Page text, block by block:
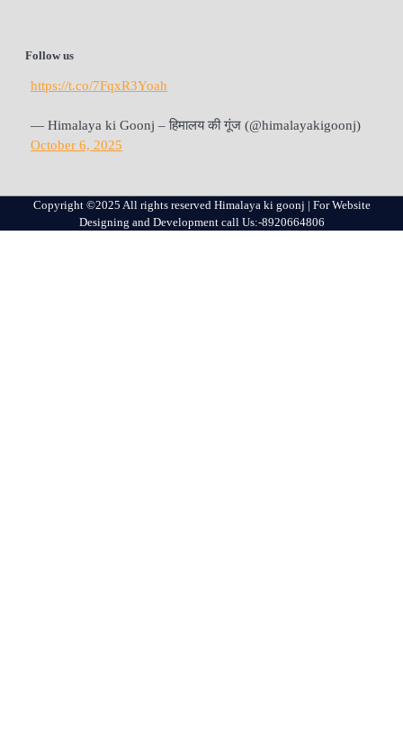
Follow us
https://t.co/7FqxR3Yoah
— Himalaya ki Goonj – हिमालय की गूंज (@himalayakigoonj)
October 6, 2025
Copyright ©2025 All rights reserved Himalaya ki goonj | For Website
Designing and Development call Us:-8920664806